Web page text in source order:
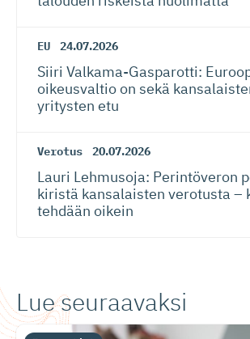
EU 24.07.2026
Siiri Valkama-Gas­pa­rotti:
oikeusvaltio on sekä
yritysten etu
Verotus 20.07.2026
Lauri Lehmusoja: Perintöveron
kiristä kansalaisten verotusta –
tehdään oikein
Lue seuraavaksi